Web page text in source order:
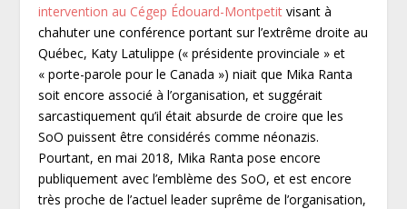
intervention au Cégep Édouard-Montpetit visant à
chahuter une conférence portant sur l’extrême droite au
Québec, Katy Latulippe (« présidente provinciale » et
« porte-parole pour le Canada ») niait que Mika Ranta
soit encore associé à l’organisation, et suggérait
sarcastiquement qu’il était absurde de croire que les
SoO puissent être considérés comme néonazis.
Pourtant, en mai 2018, Mika Ranta pose encore
publiquement avec l’emblème des SoO, et est encore
très proche de l’actuel leader suprême de l’organisation,